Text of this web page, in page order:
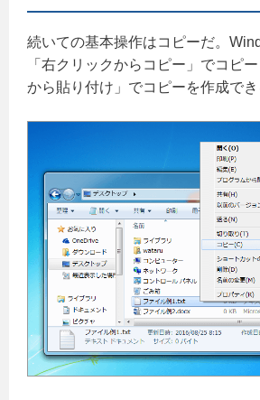
続いての基本操作はコピーだ。
「右クリックからコピー」でコピ
から貼り付け」でコピーを作成でき